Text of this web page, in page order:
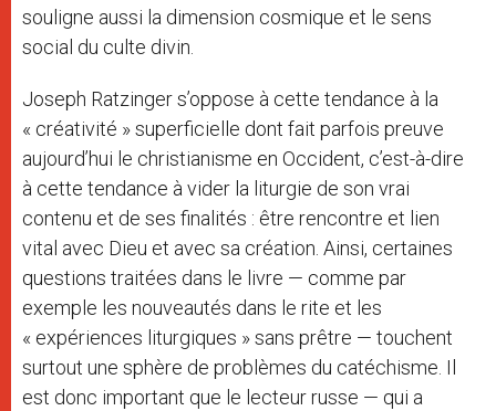
souligne aussi la dimension cosmique et le sens
social du culte divin.
Joseph Ratzinger s’oppose à cette tendance à la
« créativité » superficielle dont fait parfois preuve
aujourd’hui le christianisme en Occident, c’est-à-dire
à cette tendance à vider la liturgie de son vrai
contenu et de ses finalités : être rencontre et lien
vital avec Dieu et avec sa création. Ainsi, certaines
questions traitées dans le livre — comme par
exemple les nouveautés dans le rite et les
« expériences liturgiques » sans prêtre — touchent
surtout une sphère de problèmes du catéchisme. Il
est donc important que le lecteur russe — qui a